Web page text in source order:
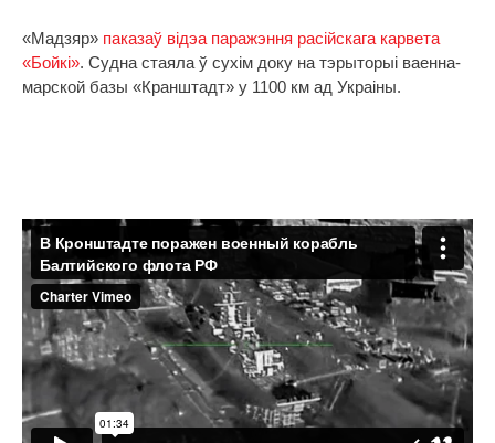
«Мадзяр» паказаў відэа паражэння расійскага карвета
«Бойкі». Судна стаяла ў сухім доку на тэрыторыі ваенна-
марской базы «Кранштадт» у 1100 км ад Украіны.